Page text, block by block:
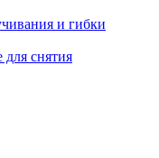
и гибки
снятия